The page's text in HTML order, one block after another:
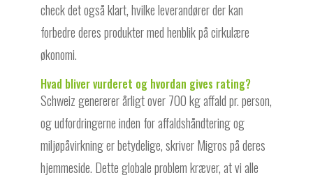
check det også klart, hvilke leverandører der kan
forbedre deres produkter med henblik på cirkulære
økonomi.
Hvad bliver vurderet og hvordan gives rating?
Schweiz genererer årligt over 700 kg affald pr. person,
og udfordringerne inden for affaldshåndtering og
miljøpåvirkning er betydelige, skriver Migros på deres
hjemmeside. Dette globale problem kræver, at vi alle